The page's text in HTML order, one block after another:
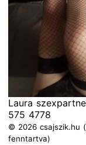
Laura
575 4778
© 2026 csajszik.hu
fenntartva)